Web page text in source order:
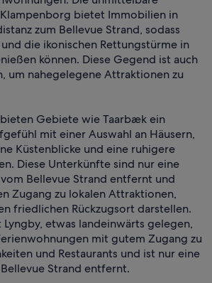
bietet Immobilien in
zum Bellevue Strand, sodass
die ikonischen Rettungstürme in
können. Diese Gegend ist auch
um nahegelegene Attraktionen zu
Gebiete wie Taarbæk ein
mit einer Auswahl an Häusern,
Küstenblicke und eine ruhigere
Diese Unterkünfte sind nur eine
Bellevue Strand entfernt und
Zugang zu lokalen Attraktionen,
friedlichen Rückzugsort darstellen.
etwas landeinwärts gelegen,
mit gutem Zugang zu
und Restaurants und ist nur eine
Strand entfernt.